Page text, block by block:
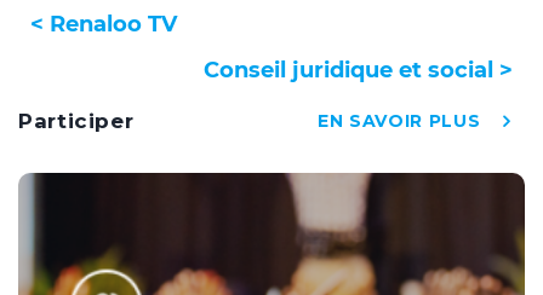
< Renaloo TV
Conseil juridique et social >
Participer EN SAVOIR PLUS